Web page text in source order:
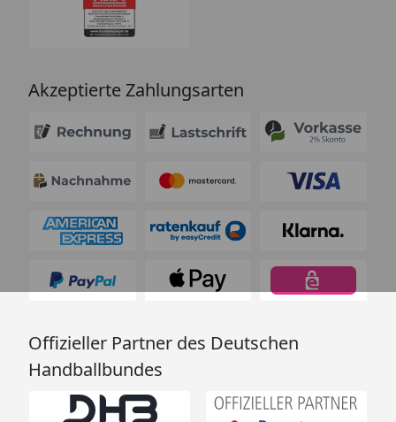
Akzeptierte Zahlungsarten
Offizieller Partner des Deutschen
Handballbundes